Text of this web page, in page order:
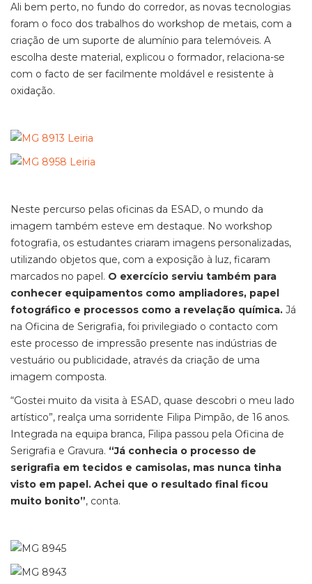
Ali bem perto, no fundo do corredor, as novas tecnologias
foram o foco dos trabalhos do workshop de metais, com a
criação de um suporte de alumínio para telemóveis. A
escolha deste material, explicou o formador, relaciona-se
com o facto de ser facilmente moldável e resistente à
oxidação.
Neste percurso pelas oficinas da ESAD, o mundo da
imagem também esteve em destaque. No workshop
fotografia, os estudantes criaram imagens personalizadas,
utilizando objetos que, com a exposição à luz, ficaram
marcados no papel. O exercício serviu também para
conhecer equipamentos como ampliadores, papel
fotográfico e processos como a revelação química. Já
na Oficina de Serigrafia, foi privilegiado o contacto com
este processo de impressão presente nas indústrias de
vestuário ou publicidade, através da criação de uma
imagem composta.
“Gostei muito da visita à ESAD, quase descobri o meu lado
artístico”, realça uma sorridente Filipa Pimpão, de 16 anos.
Integrada na equipa branca, Filipa passou pela Oficina de
Serigrafia e Gravura. “Já conhecia o processo de
serigrafia em tecidos e camisolas, mas nunca tinha
visto em papel. Achei que o resultado final ficou
muito bonito”, conta.